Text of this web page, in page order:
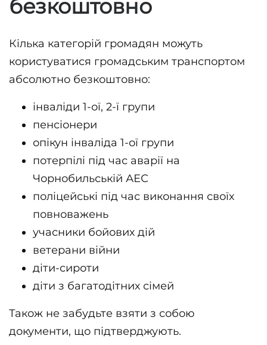
безкоштовно
Кілька категорій громадян можуть
користуватися громадським транспортом
абсолютно безкоштовно:
інваліди 1-ої, 2-ї групи
пенсіонери
опікун інваліда 1-ої групи
потерпілі під час аварії на
Чорнобильській АЕС
поліцейські під час виконання своїх
повноважень
учасники бойових дій
ветерани війни
діти-сироти
діти з багатодітних сімей
Також не забудьте взяти з собою
документи, що підтверджують.